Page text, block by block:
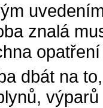
znalá
dbát na